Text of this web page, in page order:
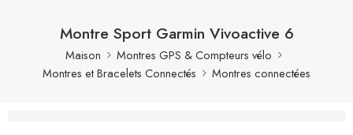
Montre Sport Garmin Vivoactive 6
Maison
Montres GPS & Compteurs vélo
Montres et Bracelets Connectés
Montres connectées